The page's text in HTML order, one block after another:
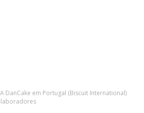
A DanCake em Portugal (Biscuit International)